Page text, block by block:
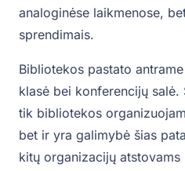
analoginėse laikmenose,
sprendimais.
Bibliotekos pastato
klasė bei konferencijų
tik bibliotekos
bet ir yra galimybė šias
kitų organizacijų